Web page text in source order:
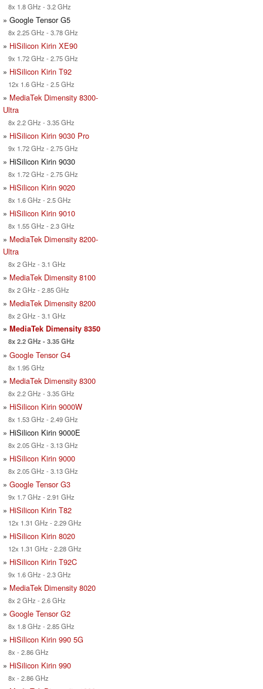
8x 1.8 GHz - 3.2 GHz
» Google Tensor G5
8x 2.25 GHz - 3.78 GHz
» HiSilicon Kirin XE90
9x 1.72 GHz - 2.75 GHz
» HiSilicon Kirin T92
12x 1.6 GHz - 2.5 GHz
» MediaTek Dimensity 8300-
Ultra
8x 2.2 GHz - 3.35 GHz
» HiSilicon Kirin 9030 Pro
9x 1.72 GHz - 2.75 GHz
» HiSilicon Kirin 9030
8x 1.72 GHz - 2.75 GHz
» HiSilicon Kirin 9020
8x 1.6 GHz - 2.5 GHz
» HiSilicon Kirin 9010
8x 1.55 GHz - 2.3 GHz
» MediaTek Dimensity 8200-
Ultra
8x 2 GHz - 3.1 GHz
» MediaTek Dimensity 8100
8x 2 GHz - 2.85 GHz
» MediaTek Dimensity 8200
8x 2 GHz - 3.1 GHz
» MediaTek Dimensity 8350
8x 2.2 GHz - 3.35 GHz
» Google Tensor G4
8x 1.95 GHz
» MediaTek Dimensity 8300
8x 2.2 GHz - 3.35 GHz
» HiSilicon Kirin 9000W
8x 1.53 GHz - 2.49 GHz
» HiSilicon Kirin 9000E
8x 2.05 GHz - 3.13 GHz
» HiSilicon Kirin 9000
8x 2.05 GHz - 3.13 GHz
» Google Tensor G3
9x 1.7 GHz - 2.91 GHz
» HiSilicon Kirin T82
12x 1.31 GHz - 2.29 GHz
» HiSilicon Kirin 8020
12x 1.31 GHz - 2.28 GHz
» HiSilicon Kirin T92C
9x 1.6 GHz - 2.3 GHz
» MediaTek Dimensity 8020
8x 2 GHz - 2.6 GHz
» Google Tensor G2
8x 1.8 GHz - 2.85 GHz
» HiSilicon Kirin 990 5G
8x - 2.86 GHz
» HiSilicon Kirin 990
8x - 2.86 GHz